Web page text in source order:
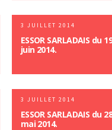
3 JUILLET 2014
ESSOR SARLADAIS du 19
juin 2014.
3 JUILLET 2014
ESSOR SARLADAIS du 28
mai 2014.